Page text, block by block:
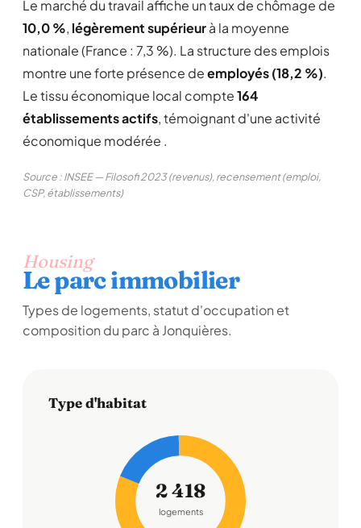
Le marché du travail affiche un taux de chômage de
10,0 %, légèrement supérieurà la moyenne
nationale (France : 7,3 %). La structure des emplois
montre une forte présence deemployés (18,2 %).
Le tissu économique local compte164
établissements actifs, témoignant d'une activité
économique modérée .
Source : INSEE — Filosofi 2023 (revenus), recensement (emploi,
CSP, établissements)
Housing
Le parc immobilier
Types de logements, statut d'occupation et
composition du parc à Jonquières.
Type d'habitat
2 418
logements